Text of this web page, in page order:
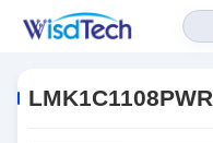
LMK1C1108PWR